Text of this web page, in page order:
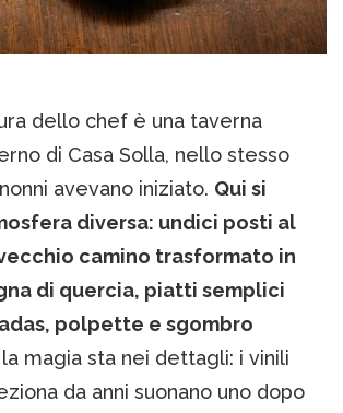
dello chef è una taverna
di Casa Solla, nello stesso
avevano iniziato. Qui si
diversa: undici posti al
camino trasformato in
di quercia, piatti semplici
polpette e sgombro
la magia sta nei dettagli: i vinili
da anni suonano uno dopo